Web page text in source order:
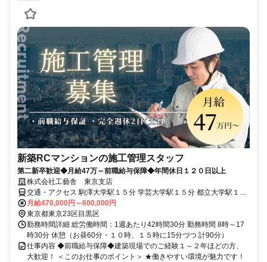
新築RCマンションの施工管理スタッフ
第二新卒歓迎◆月給47万～前職給与保障◆年間休日１２０日以上
株式会社工藝舎 東京支店
交通・アクセス 駒澤大学駅１５分 学芸大学駅１５分 都立大学駅１５
分
月給470,000円～600,000円
東京都東京23区目黒区
勤務時間詳細 総労働時間：1週あたり42時間30分 勤務時間 8時～17
時30分 休憩（お昼60分・１０時、１５時に15分づつ 計90分）
仕事内容 ◆前職給与保障◆建築現場でのご経験１～２年ほどの方、
大歓迎！ ＜このお仕事のポイント＞ ★働きやすい環境が魅力です！